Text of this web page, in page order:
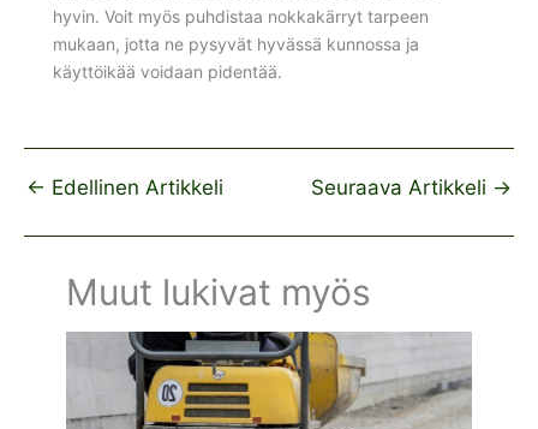
hyvin. Voit myös puhdistaa nokkakärryt tarpeen
mukaan, jotta ne pysyvät hyvässä kunnossa ja
käyttöikää voidaan pidentää.
← Edellinen Artikkeli Seuraava Artikkeli →
Muut lukivat myös